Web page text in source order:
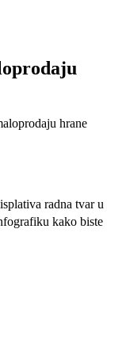
hrane
radna tvar u
kako biste